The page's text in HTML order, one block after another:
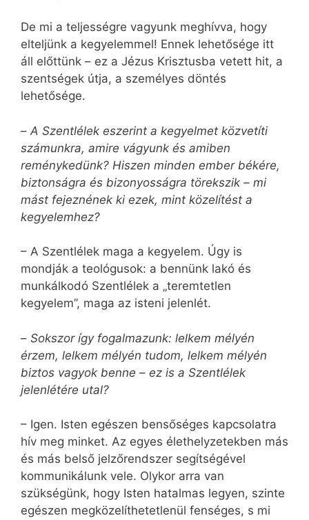
De mi a teljességre vagyunk meghívva, hogy
elteljünk a kegyelemmel! Ennek lehetősége itt
áll előttünk – ez a Jézus Krisztusba vetett hit, a
szentségek útja, a személyes döntés
lehetősége.
– A Szentlélek eszerint a kegyelmet közvetíti
számunkra, amire vágyunk és amiben
reménykedünk? Hiszen minden ember békére,
biztonságra és bizonyosságra törekszik – mi
mást fejeznének ki ezek, mint közelítést a
kegyelemhez?
– A Szentlélek maga a kegyelem. Úgy is
mondják a teológusok: a bennünk lakó és
munkálkodó Szentlélek a „teremtetlen
kegyelem”, maga az isteni jelenlét.
– Sokszor így fogalmazunk: lelkem mélyén
érzem, lelkem mélyén tudom, lelkem mélyén
biztos vagyok benne – ez is a Szentlélek
jelenlétére utal?
– Igen. Isten egészen bensőséges kapcsolatra
hív meg minket. Az egyes élethelyzetekben más
és más belső jelzőrendszer segítségével
kommunikálunk vele. Olykor arra van
szükségünk, hogy Isten hatalmas legyen, szinte
egészen megközelíthetetlenül fenséges, s mi